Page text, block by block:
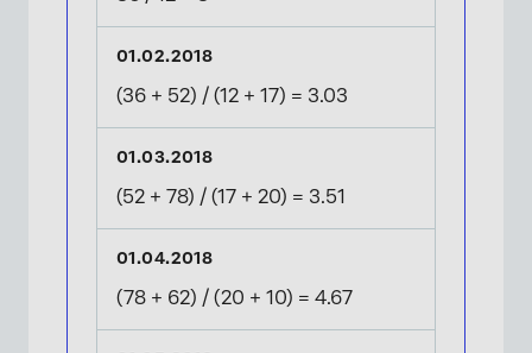
(36 + 52) / (12 + 17) = 3.03
(52 + 78) / (17 + 20) = 3.51
(78 + 62) / (20 + 10) = 4.67